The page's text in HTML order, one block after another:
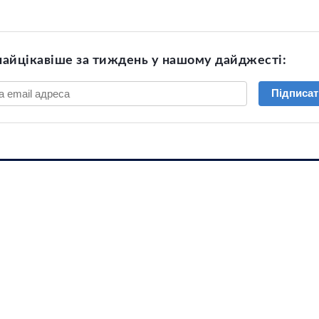
за тиждень у нашому дайджесті: